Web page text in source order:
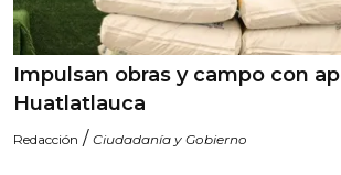
Impulsan obras y campo con
Huatlatlauca
Redacción / Ciudadanía y Gobierno